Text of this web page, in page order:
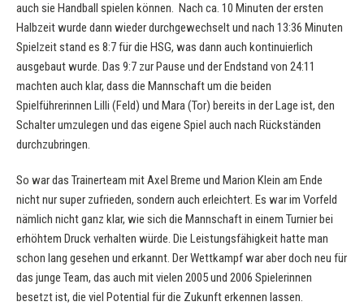
auch sie Handball spielen können. Nach ca. 10 Minuten der ersten
Halbzeit wurde dann wieder durchgewechselt und nach 13:36 Minuten
Spielzeit stand es 8:7 für die HSG, was dann auch kontinuierlich
ausgebaut wurde. Das 9:7 zur Pause und der Endstand von 24:11
machten auch klar, dass die Mannschaft um die beiden
Spielführerinnen Lilli (Feld) und Mara (Tor) bereits in der Lage ist, den
Schalter umzulegen und das eigene Spiel auch nach Rückständen
durchzubringen.
So war das Trainerteam mit Axel Breme und Marion Klein am Ende
nicht nur super zufrieden, sondern auch erleichtert. Es war im Vorfeld
nämlich nicht ganz klar, wie sich die Mannschaft in einem Turnier bei
erhöhtem Druck verhalten würde. Die Leistungsfähigkeit hatte man
schon lang gesehen und erkannt. Der Wettkampf war aber doch neu für
das junge Team, das auch mit vielen 2005 und 2006 Spielerinnen
besetzt ist, die viel Potential für die Zukunft erkennen lassen.